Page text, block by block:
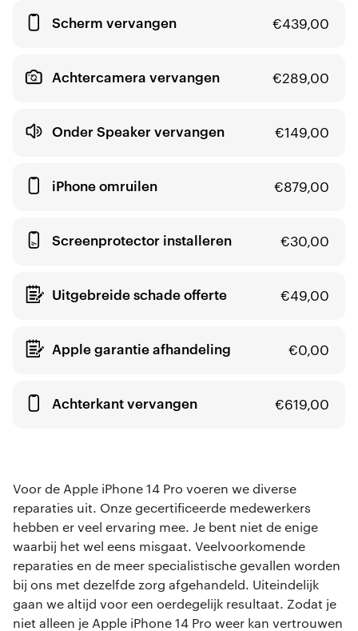
Scherm vervangen €439,00
Achtercamera vervangen €289,00
Onder Speaker vervangen €149,00
iPhone omruilen €879,00
Screenprotector installeren €30,00
Uitgebreide schade offerte €49,00
Apple garantie afhandeling €0,00
Achterkant vervangen €619,00
Voor de Apple iPhone 14 Pro voeren we diverse
reparaties uit. Onze gecertificeerde medewerkers
hebben er veel ervaring mee. Je bent niet de enige
waarbij het wel eens misgaat. Veelvoorkomende
reparaties en de meer specialistische gevallen worden
bij ons met dezelfde zorg afgehandeld. Uiteindelijk
gaan we altijd voor een oerdegelijk resultaat. Zodat je
niet alleen je Apple iPhone 14 Pro weer kan vertrouwen